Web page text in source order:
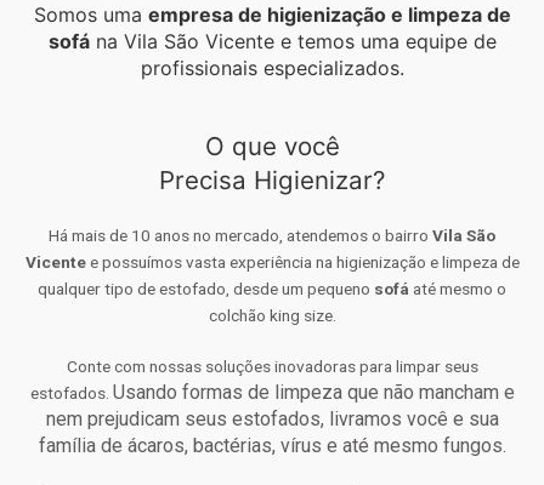
Somos uma empresa de higienização e limpeza de
sofána Vila São Vicente e temos uma equipe de
profissionais especializados.
O que você
Precisa Higienizar?
Há mais de 10 anos no mercado, atendemos o bairro Vila São
Vicentee possuímos vasta experiência na higienização e limpeza de
qualquer tipo de estofado, desde um pequeno sofá até mesmo o
colchão king size.
Conte com nossas soluções inovadoras para limpar seus
estofados. Usando formas de limpeza que não mancham e
nem prejudicam seus estofados, livramos você e sua
família de ácaros, bactérias, vírus e até mesmo fungos.